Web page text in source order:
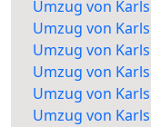
Umzug von
Umzug von
Umzug von
Umzug von
Umzug von
Umzug von